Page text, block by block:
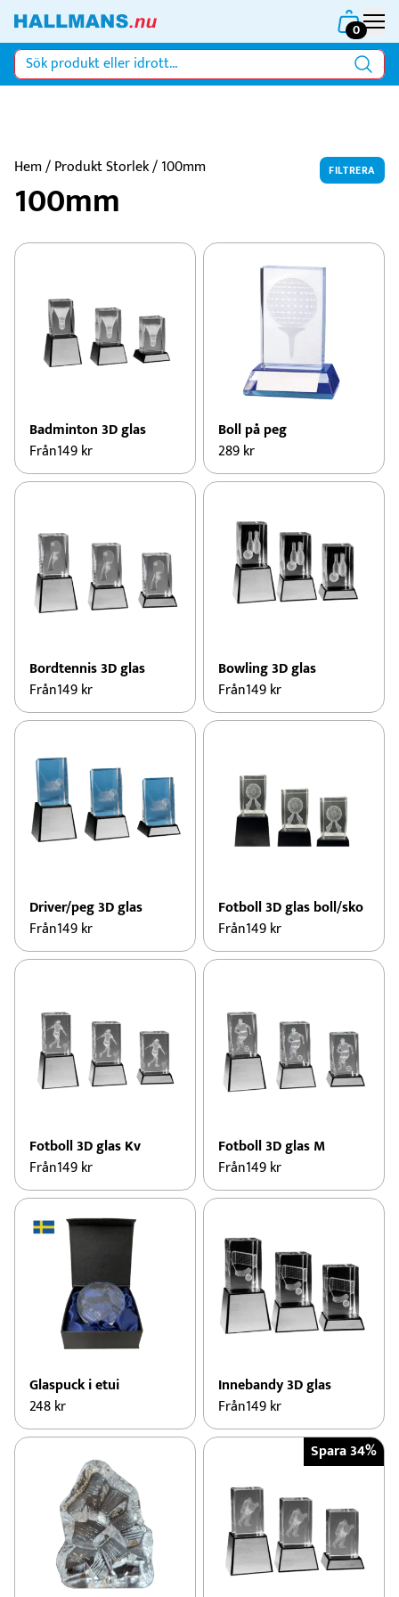
0
FILTRERA
Hem/ Produkt Storlek / 100mm
100mm
Badminton 3D glas
Från149kr
Boll på peg
289kr
Bordtennis 3D glas
Från149kr
Bowling 3D glas
Från149kr
Driver/peg 3D glas
Från149kr
Fotboll 3D glas boll/sko
Från149kr
Fotboll 3D glas Kv
Från149kr
Fotboll 3D glas M
Från149kr
Glaspuck i etui
248kr
Innebandy 3D glas
Från149kr
Spara 34%